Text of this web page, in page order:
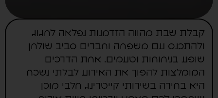
קבלת שבת מהווה הזדמנות נפלאה לחגוג
ולהתכנס עם משפחה וחברים סביב שולחן
שופע בניחוחות וטעמים. אחת הדרכים
המומלצות להפוך את האירוע לבלתי נשכח
היא בחירה בשירותי קייטרינג חלבי מוכן